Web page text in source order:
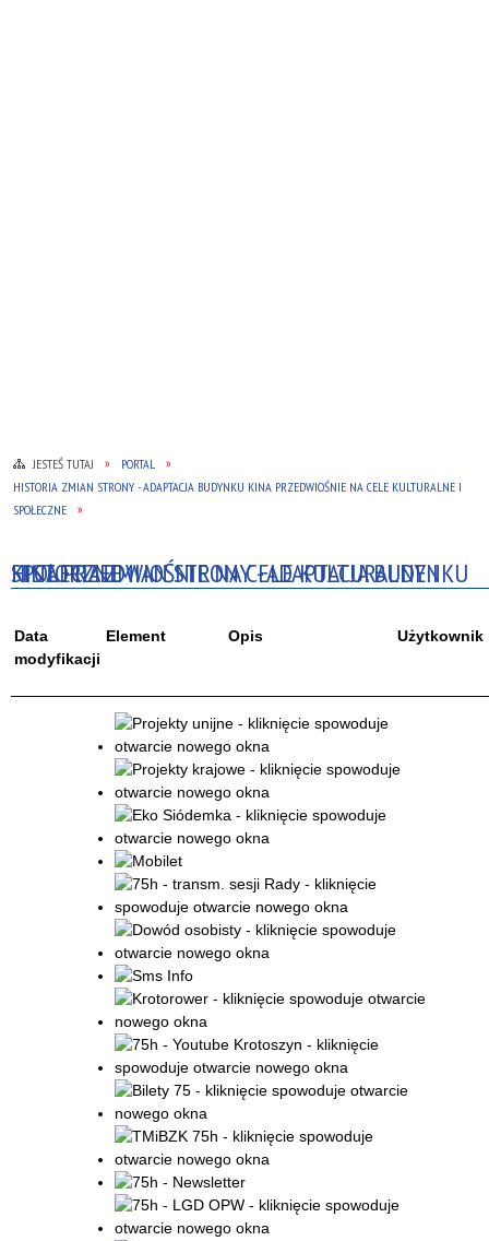
JESTEŚ TUTAJ
PORTAL
HISTORIA ZMIAN STRONY - ADAPTACJA BUDYNKU KINA PRZEDWIOŚNIE NA CELE KULTURALNE I
SPOŁECZNE
HISTORIA ZMIAN STRONY - ADAPTACJA BUDYNKU KINA PRZEDWIOŚNIE NA CELE KULTURALNE I SPOŁECZNE
Data
modyfikacji
Element Opis Użytkownik